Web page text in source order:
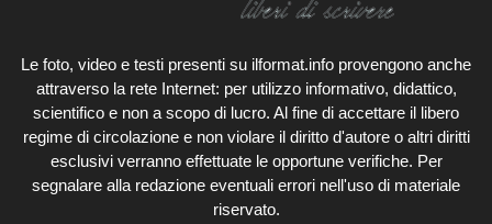
Le foto, video e testi presenti su ilformat.info provengono anche
attraverso la rete Internet: per utilizzo informativo, didattico,
scientifico e non a scopo di lucro. Al fine di accettare il libero
regime di circolazione e non violare il diritto d'autore o altri diritti
esclusivi verranno effettuate le opportune verifiche. Per
segnalare alla redazione eventuali errori nell'uso di materiale
riservato.